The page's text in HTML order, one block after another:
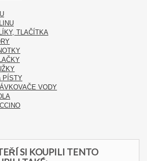
TLAČÍTKA
PÍSTY
VODY
SI KOUPILI TENTO